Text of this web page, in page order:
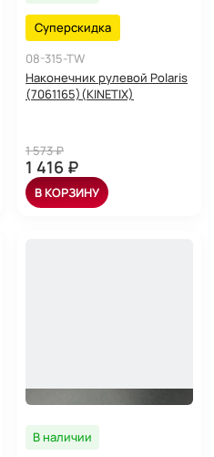
Суперскидка
08-315-TW
Наконечник рулевой Polaris
(7061165)(KINETIX)
1 573 ₽
1 416 ₽
В КОРЗИНУ
В наличии